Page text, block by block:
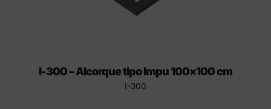
I-300 – Alcorque tipo Impu 100×100 cm
I-300